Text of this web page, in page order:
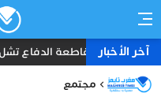
آخر الأخبارمقاطعة الدفاع تشل محاكمات 410 معتقلين.. والنيابة
مجتمع